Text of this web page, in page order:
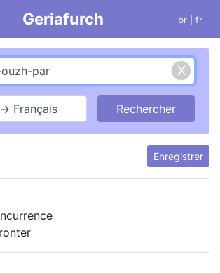
Geriafurch br | fr
Français
Enregistrer